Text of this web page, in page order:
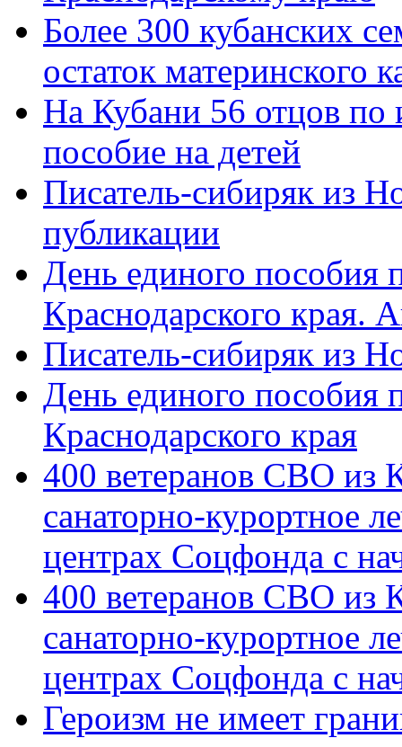
Более 300 кубанских
остаток материнского
На Кубани 56 отцов по
пособие на детей
Писатель-сибиряк из
публикации
День единого пособия
Краснодарского края.
Писатель-сибиряк из
День единого пособия
Краснодарского края
400 ветеранов СВО из
санаторно-курортное
центрах Соцфонда с
400 ветеранов СВО из
санаторно-курортное
центрах Соцфонда с
Героизм не имеет